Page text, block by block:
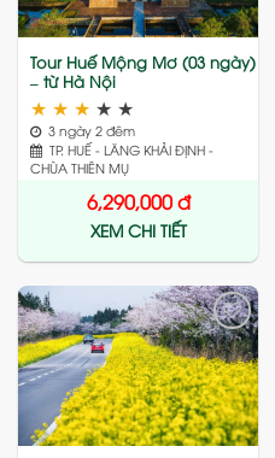
Tour Huế Mộng Mơ (03 ngày)
– từ Hà Nội
★ ★ ★ ★ ★
3 ngày 2 đêm
TP. HUẾ - LĂNG KHẢI ĐỊNH -
CHÙA THIÊN MỤ
6,290,000đ
XEM CHI TIẾT
Add
to
wishlist